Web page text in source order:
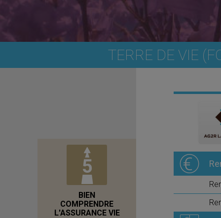
TERRE DE VIE
BIEN
COMPRENDRE
L'ASSURANCE VIE